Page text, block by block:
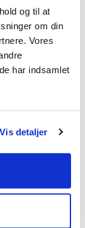
og til at
om din
Vores
har indsamlet
Vis detaljer